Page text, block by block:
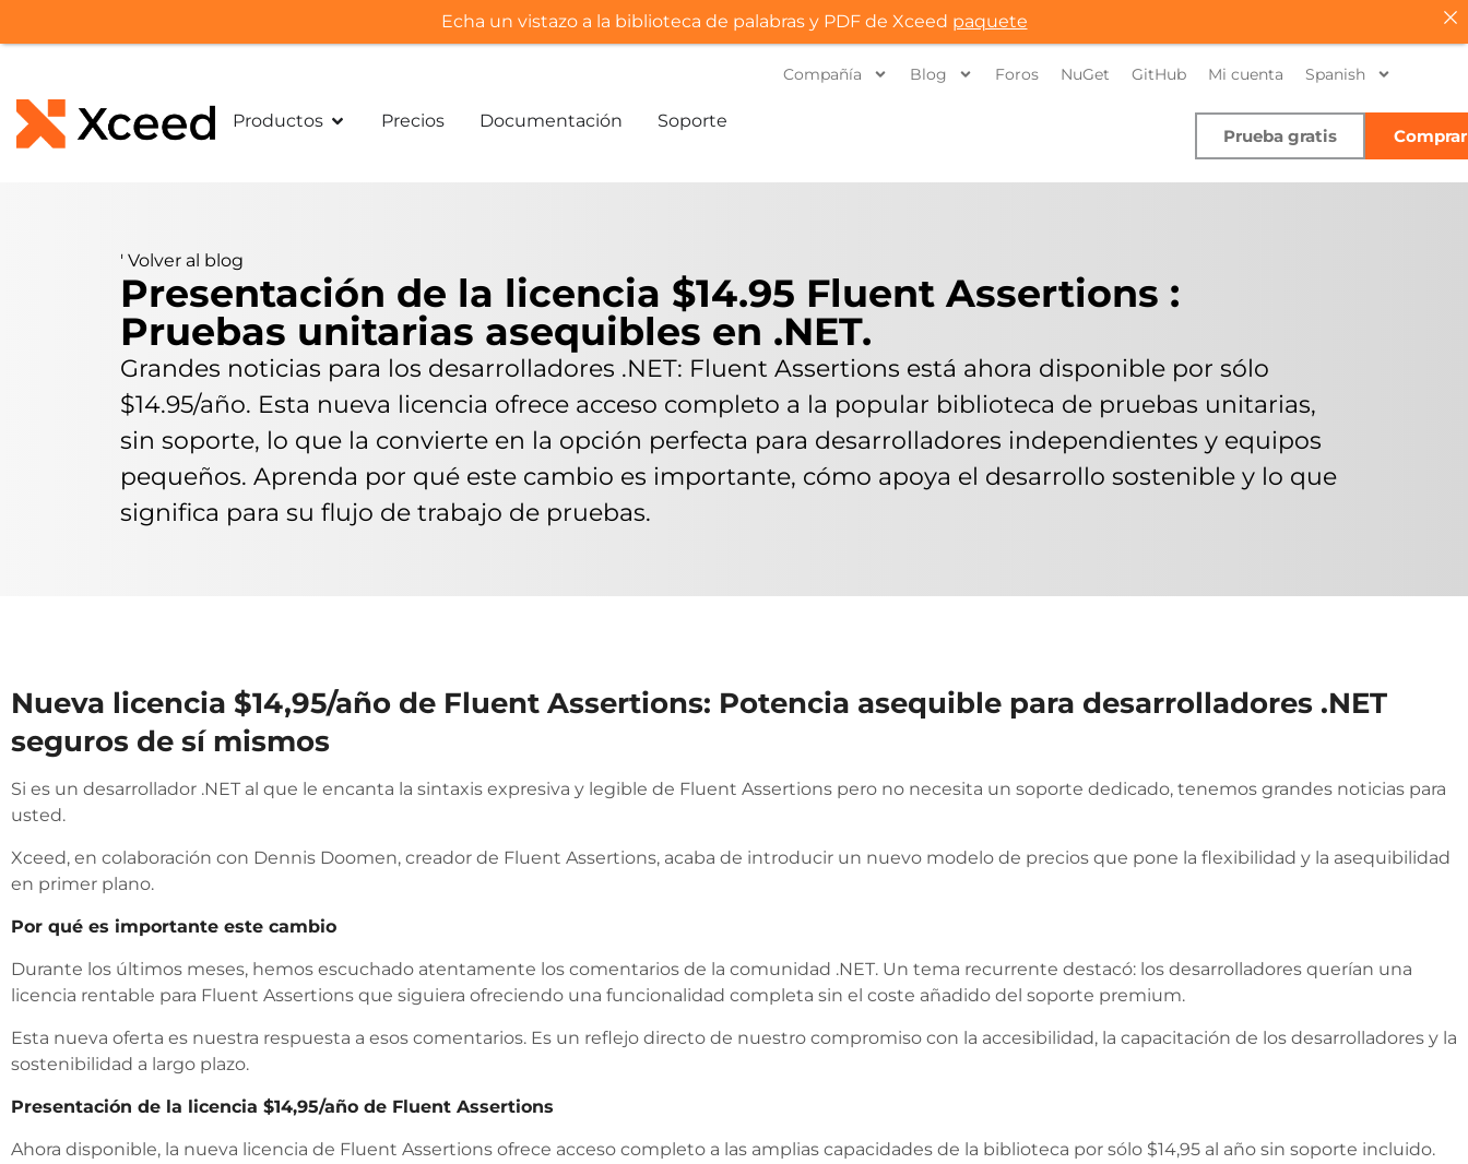
Compañía Blog Foros NuGet GitHub Mi cuenta Spanish
Productos Precios Documentación Soporte
Prueba gratis Comprar
' Volver al blog
Presentación de la licencia $14.95 Fluent Assertions :
Pruebas unitarias asequibles en .NET.
Grandes noticias para los desarrolladores .NET: Fluent Assertions está ahora disponible por sólo
$14.95/año. Esta nueva licencia ofrece acceso completo a la popular biblioteca de pruebas unitarias,
sin soporte, lo que la convierte en la opción perfecta para desarrolladores independientes y equipos
pequeños. Aprenda por qué este cambio es importante, cómo apoya el desarrollo sostenible y lo que
significa para su flujo de trabajo de pruebas.
Nueva licencia $14,95/año de Fluent Assertions: Potencia asequible para desarrolladores .NET
seguros de sí mismos
Si es un desarrollador .NET al que le encanta la sintaxis expresiva y legible de Fluent Assertions pero no necesita un soporte dedicado, tenemos grandes noticias para
usted.
Xceed, en colaboración con Dennis Doomen, creador de Fluent Assertions, acaba de introducir un nuevo modelo de precios que pone la flexibilidad y la asequibilidad
en primer plano.
Por qué es importante este cambio
Durante los últimos meses, hemos escuchado atentamente los comentarios de la comunidad .NET. Un tema recurrente destacó: los desarrolladores querían una
licencia rentable para Fluent Assertions que siguiera ofreciendo una funcionalidad completa sin el coste añadido del soporte premium.
Esta nueva oferta es nuestra respuesta a esos comentarios. Es un reflejo directo de nuestro compromiso con la accesibilidad, la capacitación de los desarrolladores y la
sostenibilidad a largo plazo.
Presentación de la licencia $14,95/año de Fluent Assertions
Ahora disponible, la nueva licencia de Fluent Assertions ofrece acceso completo a las amplias capacidades de la biblioteca por sólo $14,95 al año sin soporte incluido.
Echa un vistazo a la biblioteca de palabras y PDF de Xceed paquete